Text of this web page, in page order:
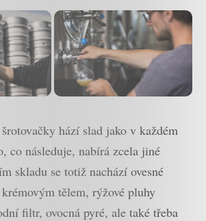
hází slad jako v každém
co následuje, nabírá zcela jiné
skladu se totiž nachází ovesné
tělem, rýžové pluhy
filtr, ovocná pyré, ale také třeba